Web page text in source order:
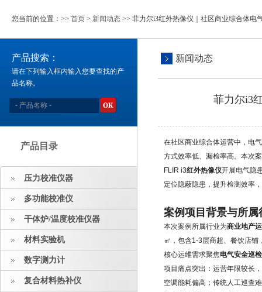
您当前的位置：>> 首页 > 新闻动态 >> 菲力尔i3红外热像仪｜社区商业综合体电
产品搜索：
请在下列输入框内输入您要查找的产
品名称。
产品目录
压力校准仪器
多功能校准仪
干体炉/温度校准仪器
材料实验机
数字测力计
复合材料热补仪
新闻动态
菲力尔i3
在社区商业综合体运营中，电
方式效率低、漏检率高。本次
FLIR i3红外热像仪开展电气隐
定位隐蔽隐患，提升检测效率
案例项目背景与所属
本次案例所属行业为商业地产
㎡，包含1-3层商超、餐饮店
核心运维需求聚焦电气安全巡
项目痛点突出：运营年限较长
空调能耗偏高；传统人工巡查